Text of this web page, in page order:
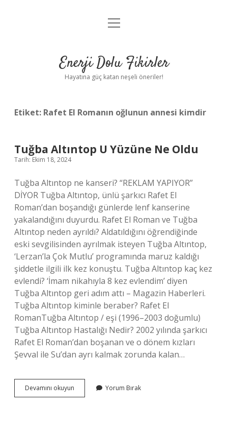
Anasayfa
Yasal Uyarı
menüyü
Enerji Dolu Fikirler
Hayatına güç katan neşeli öneriler!
Etiket: Rafet El Romanın oğlunun annesi kimdir
Tuğba Altıntop U Yüzüne Ne Oldu
Tarih: Ekim 18, 2024
Tuğba Altıntop ne kanseri? “REKLAM YAPIYOR”
DİYOR Tuğba Altıntop, ünlü şarkıcı Rafet El
Roman’dan boşandığı günlerde lenf kanserine
yakalandığını duyurdu. Rafet El Roman ve Tuğba
Altıntop neden ayrıldı? Aldatıldığını öğrendiğinde
eski sevgilisinden ayrılmak isteyen Tuğba Altıntop,
‘Lerzan’la Çok Mutlu’ programında maruz kaldığı
şiddetle ilgili ilk kez konuştu. Tuğba Altıntop kaç kez
evlendi? ‘İmam nikahıyla 8 kez evlendim’ diyen
Tuğba Altıntop geri adım attı – Magazin Haberleri.
Tuğba Altıntop kiminle beraber? Rafet El
RomanTuğba Altıntop / eşi (1996–2003 doğumlu)
Tuğba Altıntop Hastalığı Nedir? 2002 yılında şarkıcı
Rafet El Roman’dan boşanan ve o dönem kızları
Şevval ile Su’dan ayrı kalmak zorunda kalan…
Devamını okuyun
Altıntop
Yorum Bırak